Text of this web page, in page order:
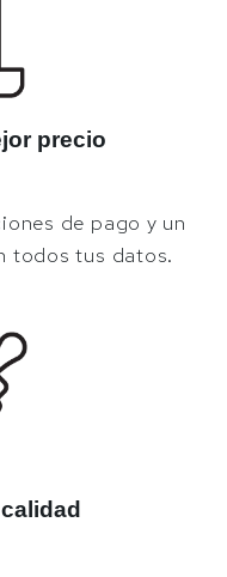
precio
de pago y un
todos tus datos.